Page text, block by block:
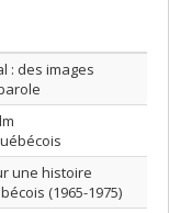
: des images
une histoire
(1965-1975)